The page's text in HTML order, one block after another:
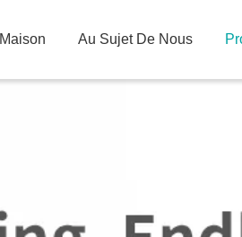
Maison Au Sujet De Nous